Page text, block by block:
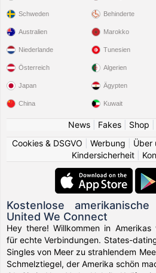
Schweden Behinderte
Australien
Niederlande
Österreich
Japan
China
Marokko
Tunesien
Algerien
Ägypten
Kuwait
News| Fakes| Shop
Cookies & DSGVO
Werbung Über
Kindersicherheit
Kostenlose
United We Connect
Hey there! Willkommen in Amerikas
für echte Verbindungen. States-
Singles von Meer zu strahlendem
Schmelztiegel, der Amerika schön